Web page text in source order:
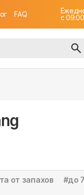
FAQ
c
от запахов #до